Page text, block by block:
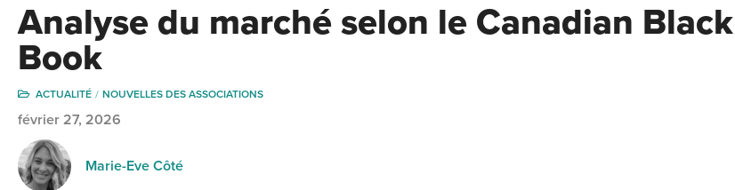
Analyse du marché selon le Canadian Black
Book
ACTUALITÉ NOUVELLES DES ASSOCIATIONS
février 27, 2026
Marie-Eve Côté